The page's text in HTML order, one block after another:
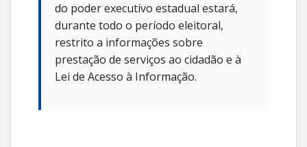
do poder executivo estadual estará,
durante todo o período eleitoral,
restrito a informações sobre
prestação de serviços ao cidadão e à
Lei de Acesso à Informação.